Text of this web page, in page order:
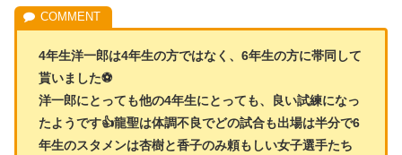
4年生洋一郎は4年生の方ではなく、6年生の方に帯同して
貰いました⚽
洋一郎にとっても他の4年生にとっても、良い試練になっ
たようです👍龍聖は体調不良でどの試合も出場は半分で6
年生のスタメンは杏樹と香子のみ頼もしい女子選手たち